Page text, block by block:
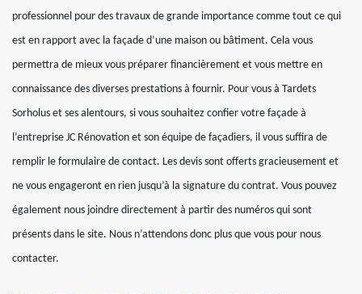
professionnel pour des travaux de grande importance comme tout ce qui
est en rapport avec la façade d’une maison ou bâtiment. Cela vous
permettra de mieux vous préparer financièrement et vous mettre en
connaissance des diverses prestations à fournir. Pour vous à Tardets
Sorholus et ses alentours, si vous souhaitez confier votre façade à
l’entreprise JC Rénovation et son équipe de façadiers, il vous suffira de
remplir le formulaire de contact. Les devis sont offerts gracieusement et
ne vous engageront en rien jusqu’à la signature du contrat. Vous pouvez
également nous joindre directement à partir des numéros qui sont
présents dans le site. Nous n’attendons donc plus que vous pour nous
contacter.